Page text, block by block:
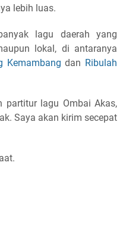
lebih luas.
lagu daerah yang
lokal, di antaranya
Kemambang dan Ribulah
partitur lagu Ombai Akas,
Saya akan kirim secepat